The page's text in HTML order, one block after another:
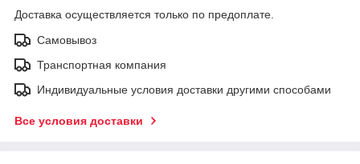
Доставка осуществляется только по предоплате.
Самовывоз
Транспортная компания
Индивидуальные условия доставки другими способами
Все условия доставки